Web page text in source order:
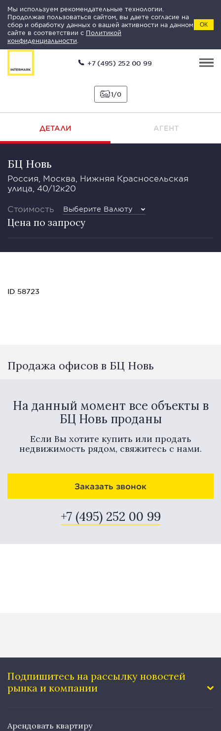
Мы используем рекомендательные технологии.
Продолжая пользоваться сайтом, вы даете согласие на
сбор и обработку данных о вашей активности на данном
сайте в соответствии с Политикой
конфиденциальности
ОК
+7 (495) 252 00 99
1 0
ДЕТАЛИ АГЕНТ
БЦ Новь
Россия, Москва, Нижняя Красносельская
улица, 40/12к20
Стоимость Выберите Валюту
Цена по запросу
ID 58723
Продажа офисов в БЦ Новь
На данный момент все объекты в
БЦ Новь проданы
Если Вы хотите купить или продать
недвижимость рядом, свяжитесь с нами.
Заказать звонок
+7 (495) 252 00 99
Подпишитесь на рассылку новостей
рынка и компании
Арендовать квартиру